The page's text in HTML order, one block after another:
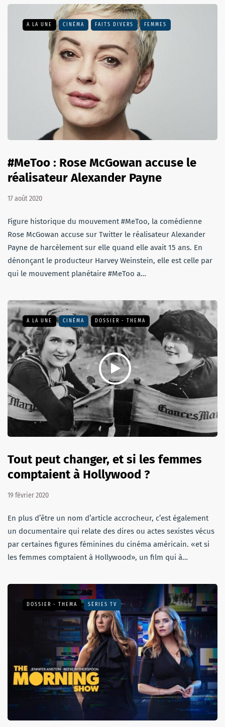
A LA UNE CINÉMA FAITS DIVERS FEMMES
#MeToo : Rose McGowan accuse le
réalisateur Alexander Payne
17 août 2020
Figure historique du mouvement #MeToo, la comédienne
Rose McGowan accuse sur Twitter le réalisateur Alexander
Payne de harcèlement sur elle quand elle avait 15 ans. En
dénonçant le producteur Harvey Weinstein, elle est celle par
qui le mouvement planétaire #MeToo a…
A LA UNE CINÉMA DOSSIER - THEMA
Tout peut changer, et si les femmes
comptaient à Hollywood ?
19 février 2020
En plus d’être un nom d’article accrocheur, c’est également
un documentaire qui relate des dires ou actes sexistes vécus
par certaines figures féminines du cinéma américain. «et si
les femmes comptaient à Hollywood», un film qui à…
DOSSIER - THEMA SÉRIES TV